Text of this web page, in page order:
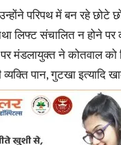
Hindi
News
परिपथ में बन रहे छोटे
लिफ्ट संचालित न होने
मंडलायुक्त ने कोतवाल को
पान, गुटखा इत्यादि